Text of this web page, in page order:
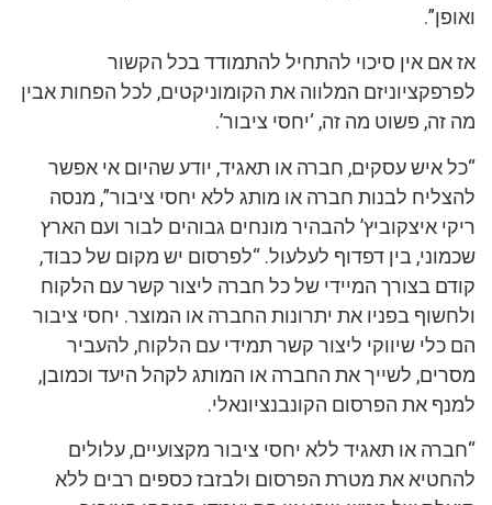
ואופן”.
אז אם אין סיכוי להתחיל להתמודד בכל הקשור
לפרפקציוניזם המלווה את הקומוניקטים, לכל הפחות אבין
מה זה, פשוט מה זה, ‘יחסי ציבור’.
“כל איש עסקים, חברה או תאגיד, יודע שהיום אי אפשר
להצליח לבנות חברה או מותג ללא יחסי ציבור”, מנסה
ריקי איצקוביץ’ להבהיר מונחים גבוהים לבור ועם הארץ
שכמוני, בין דפדוף לעלעול. “לפרסום יש מקום של כבוד,
קודם בצורך המיידי של כל חברה ליצור קשר עם הלקוח
ולחשוף בפניו את יתרונות החברה או המוצר. יחסי ציבור
הם כלי שיווקי ליצור קשר תמידי עם הלקוח, להעביר
מסרים, לשייך את החברה או המותג לקהל היעד וכמובן,
למנף את הפרסום הקונבנציונאלי.
“חברה או תאגיד ללא יחסי ציבור מקצועיים, עלולים
להחטיא את מטרת הפרסום ולבזבז כספים רבים ללא